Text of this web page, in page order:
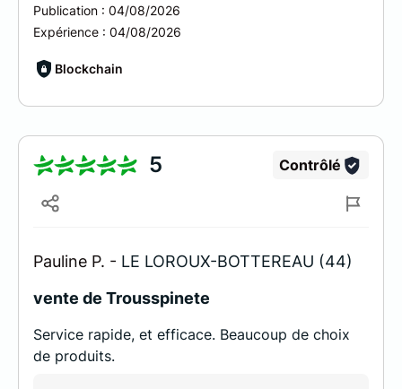
Publication : 04/08/2026
Expérience : 04/08/2026
Blockchain
5 Contrôlé
Pauline P. - LE LOROUX-BOTTEREAU (44)
vente de Trousspinete
Service rapide, et efficace. Beaucoup de choix
de produits.